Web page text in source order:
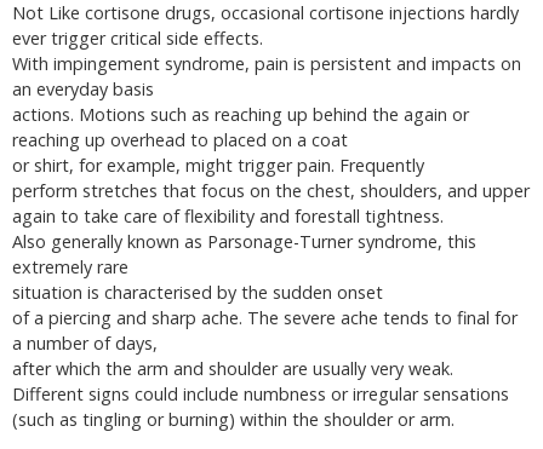
Not Like cortisone drugs, occasional cortisone injections hardly
ever trigger critical side effects.
With impingement syndrome, pain is persistent and impacts on
an everyday basis
actions. Motions such as reaching up behind the again or
reaching up overhead to placed on a coat
or shirt, for example, might trigger pain. Frequently
perform stretches that focus on the chest, shoulders, and upper
again to take care of flexibility and forestall tightness.
Also generally known as Parsonage-Turner syndrome, this
extremely rare
situation is characterised by the sudden onset
of a piercing and sharp ache. The severe ache tends to final for
a number of days,
after which the arm and shoulder are usually very weak.
Different signs could include numbness or irregular sensations
(such as tingling or burning) within the shoulder or arm.